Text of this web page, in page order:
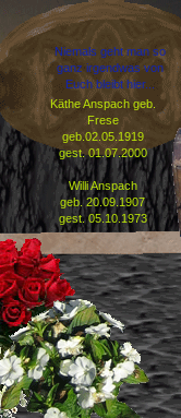
Niemals geht man so
ganz irgendwas von
Euch bleibt hier...
Käthe Anspach geb.
Frese
geb.02.05.1919
gest. 01.07.2000
Willi Anspach
geb. 20.09.1907
gest. 05.10.1973